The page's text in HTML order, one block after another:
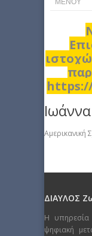
ΔΙΑΥΛΟΣ
Η
ψηφιακή